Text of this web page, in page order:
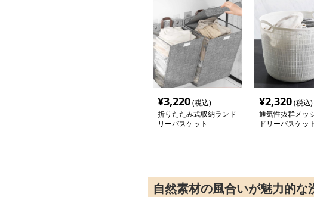
¥3,220(税込)
折りたたみ式収納ランド
リーバスケット
¥2,320(税込)
通気性抜群メッ
ドリーバスケット
自然素材の風合いが魅力的な